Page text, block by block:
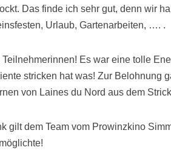
Das finde ich sehr gut, denn wir
Urlaub, Gartenarbeiten, …. .
Es war eine tolle
stricken hat was! Zur Belohnung
von Laines du Nord aus dem
gilt dem Team vom Prowinzkino